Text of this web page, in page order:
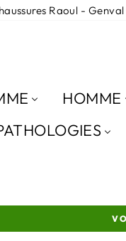
Raoul - Genval
HOMME